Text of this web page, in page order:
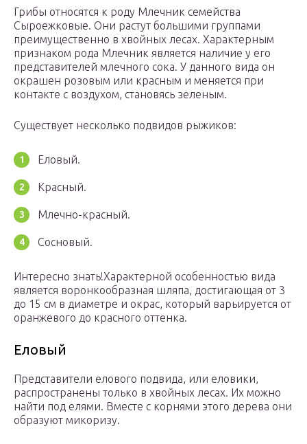
Грибы относятся к роду Млечник семейства
Сыроежковые. Они растут большими группами
преимущественно в хвойных лесах. Характерным
признаком рода Млечник является наличие у его
представителей млечного сока. У данного вида он
окрашен розовым или красным и меняется при
контакте с воздухом, становясь зеленым.
Существует несколько подвидов рыжиков:
Еловый.
Красный.
Млечно-красный.
Сосновый.
Интересно знать!Характерной особенностью вида
является воронкообразная шляпа, достигающая от 3
до 15 см в диаметре и окрас, который варьируется от
оранжевого до красного оттенка.
Еловый
Представители елового подвида, или еловики,
распространены только в хвойных лесах. Их можно
найти под елями. Вместе с корнями этого дерева они
образуют микоризу.